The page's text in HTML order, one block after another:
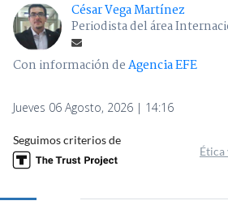
César Vega Martínez
Periodista del área
Con información deAgencia EFE
Jueves 06 Agosto, 2026 | 14:16
Seguimos criterios de
Ética